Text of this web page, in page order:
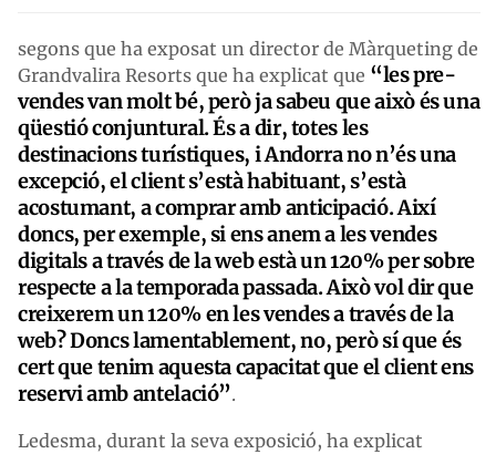
segons que ha exposat un director de Màrqueting de
Grandvalira Resorts que ha explicat que “les pre-
vendes van molt bé, però ja sabeu que això és una
qüestió conjuntural. És a dir, totes les
destinacions turístiques, i Andorra no n’és una
excepció, el client s’està habituant, s’està
acostumant, a comprar amb anticipació. Així
doncs, per exemple, si ens anem a les vendes
digitals a través de la web està un 120% per sobre
respecte a la temporada passada. Això vol dir que
creixerem un 120% en les vendes a través de la
web? Doncs lamentablement, no, però sí que és
cert que tenim aquesta capacitat que el client ens
reservi amb antelació”.
Ledesma, durant la seva exposició, ha explicat